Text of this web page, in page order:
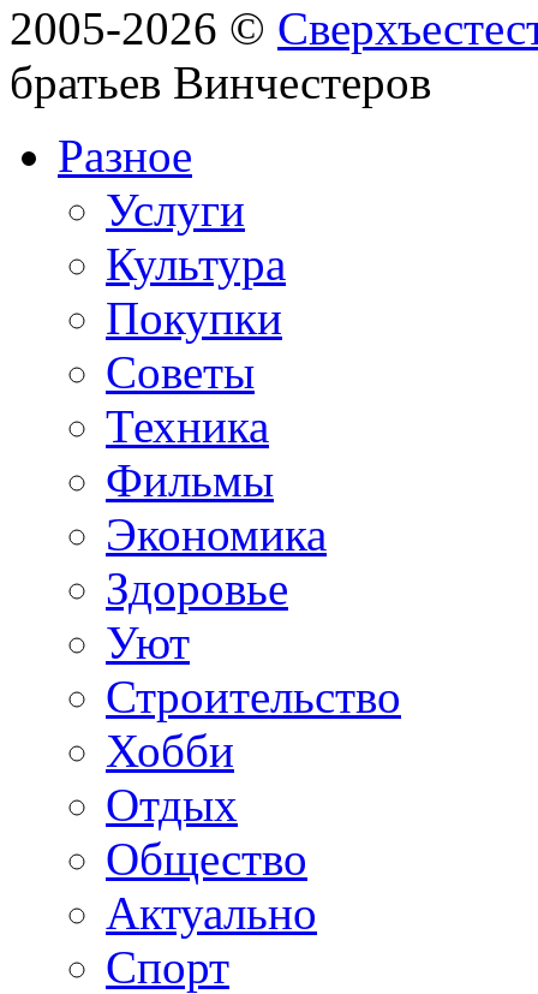
2005-2026 ©
братьев Винчестеров
Разное
Услуги
Культура
Покупки
Советы
Техника
Фильмы
Экономика
Здоровье
Уют
Строительство
Хобби
Отдых
Общество
Актуально
Спорт